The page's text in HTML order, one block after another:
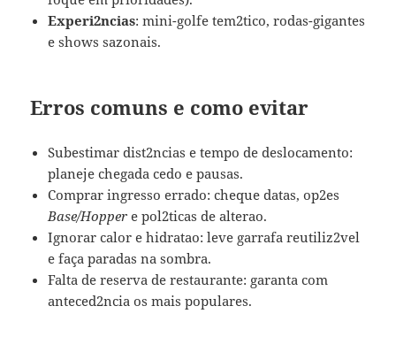
Experi2ncias: mini-golfe tem2tico, rodas-gigantes
e shows sazonais.
Erros comuns e como evitar
Subestimar dist2ncias e tempo de deslocamento:
planeje chegada cedo e pausas.
Comprar ingresso errado: cheque datas, op2es
Base/Hopper e pol2ticas de alterao.
Ignorar calor e hidratao: leve garrafa reutiliz2vel
e faça paradas na sombra.
Falta de reserva de restaurante: garanta com
anteced2ncia os mais populares.